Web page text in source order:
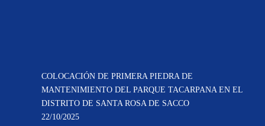
COLOCACIÓN DE PRIMERA PIEDRA DE
MANTENIMIENTO DEL PARQUE TACARPANA EN EL
DISTRITO DE SANTA ROSA DE SACCO
22/10/2025